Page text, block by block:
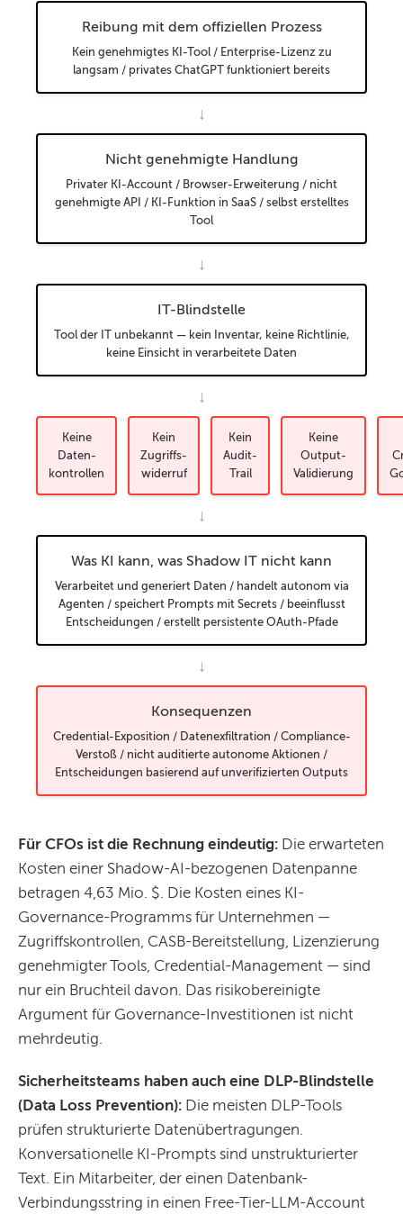
Reibung mit dem offiziellen Prozess
Kein genehmigtes KI-Tool / Enterprise-Lizenz zu
langsam / privates ChatGPT funktioniert bereits
↓
Nicht genehmigte Handlung
Privater KI-Account / Browser-Erweiterung / nicht
genehmigte API / KI-Funktion in SaaS / selbst erstelltes
Tool
↓
IT-Blindstelle
Tool der IT unbekannt — kein Inventar, keine Richtlinie,
keine Einsicht in verarbeitete Daten
↓
Keine
Daten-
kontrollen
Kein
Zugriffs-
widerruf
Kein
Audit-
Trail
Keine
Output-
Validierung
↓
Was KI kann, was Shadow IT nicht kann
Verarbeitet und generiert Daten / handelt autonom via
Agenten / speichert Prompts mit Secrets / beeinflusst
Entscheidungen / erstellt persistente OAuth-Pfade
↓
Konsequenzen
Credential-Exposition / Datenexfiltration / Compliance-
Verstoß / nicht auditierte autonome Aktionen /
Entscheidungen basierend auf unverifizierten Outputs
Für CFOs ist die Rechnung eindeutig: Die erwarteten
Kosten einer Shadow-AI-bezogenen Datenpanne
betragen 4,63 Mio. $. Die Kosten eines KI-
Governance-Programms für Unternehmen —
Zugriffskontrollen, CASB-Bereitstellung, Lizenzierung
genehmigter Tools, Credential-Management — sind
nur ein Bruchteil davon. Das risikobereinigte
Argument für Governance-Investitionen ist nicht
mehrdeutig.
Sicherheitsteams haben auch eine DLP-Blindstelle
(Data Loss Prevention): Die meisten DLP-Tools
prüfen strukturierte Datenübertragungen.
Konversationelle KI-Prompts sind unstrukturierter
Text. Ein Mitarbeiter, der einen Datenbank-
Verbindungsstring in einen Free-Tier-LLM-Account